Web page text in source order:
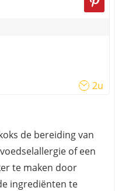
2u
de bereiding van
of een
te maken door
ingrediënten te